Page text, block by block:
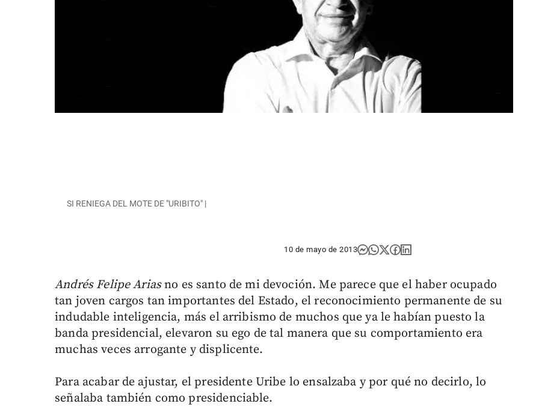
SI RENIEGA DEL MOTE DE "URIBITO" |
10 de mayo de 2013
Andrés Felipe Ariasno es santo de mi devoción. Me parece que el haber ocupado
tan joven cargos tan importantes del Estado, el reconocimiento permanente de su
indudable inteligencia, más el arribismo de muchos que ya le habían puesto la
banda presidencial, elevaron su ego de tal manera que su comportamiento era
muchas veces arrogante y displicente.
Para acabar de ajustar, el presidente Uribe lo ensalzaba y por qué no decirlo, lo
señalaba también como presidenciable.